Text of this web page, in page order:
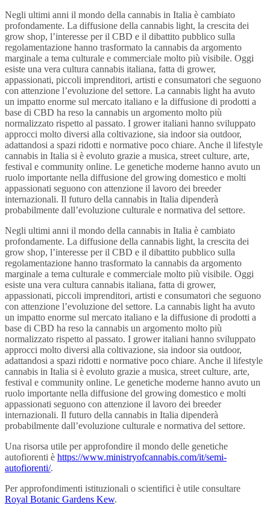
Negli ultimi anni il mondo della cannabis in Italia è cambiato
profondamente. La diffusione della cannabis light, la crescita dei
grow shop, l’interesse per il CBD e il dibattito pubblico sulla
regolamentazione hanno trasformato la cannabis da argomento
marginale a tema culturale e commerciale molto più visibile. Oggi
esiste una vera cultura cannabis italiana, fatta di grower,
appassionati, piccoli imprenditori, artisti e consumatori che seguono
con attenzione l’evoluzione del settore. La cannabis light ha avuto
un impatto enorme sul mercato italiano e la diffusione di prodotti a
base di CBD ha reso la cannabis un argomento molto più
normalizzato rispetto al passato. I grower italiani hanno sviluppato
approcci molto diversi alla coltivazione, sia indoor sia outdoor,
adattandosi a spazi ridotti e normative poco chiare. Anche il lifestyle
cannabis in Italia si è evoluto grazie a musica, street culture, arte,
festival e community online. Le genetiche moderne hanno avuto un
ruolo importante nella diffusione del growing domestico e molti
appassionati seguono con attenzione il lavoro dei breeder
internazionali. Il futuro della cannabis in Italia dipenderà
probabilmente dall’evoluzione culturale e normativa del settore.
Negli ultimi anni il mondo della cannabis in Italia è cambiato
profondamente. La diffusione della cannabis light, la crescita dei
grow shop, l’interesse per il CBD e il dibattito pubblico sulla
regolamentazione hanno trasformato la cannabis da argomento
marginale a tema culturale e commerciale molto più visibile. Oggi
esiste una vera cultura cannabis italiana, fatta di grower,
appassionati, piccoli imprenditori, artisti e consumatori che seguono
con attenzione l’evoluzione del settore. La cannabis light ha avuto
un impatto enorme sul mercato italiano e la diffusione di prodotti a
base di CBD ha reso la cannabis un argomento molto più
normalizzato rispetto al passato. I grower italiani hanno sviluppato
approcci molto diversi alla coltivazione, sia indoor sia outdoor,
adattandosi a spazi ridotti e normative poco chiare. Anche il lifestyle
cannabis in Italia si è evoluto grazie a musica, street culture, arte,
festival e community online. Le genetiche moderne hanno avuto un
ruolo importante nella diffusione del growing domestico e molti
appassionati seguono con attenzione il lavoro dei breeder
internazionali. Il futuro della cannabis in Italia dipenderà
probabilmente dall’evoluzione culturale e normativa del settore.
Una risorsa utile per approfondire il mondo delle genetiche
autofiorenti è https://www.ministryofcannabis.com/it/semi-
autofiorenti/.
Per approfondimenti istituzionali o scientifici è utile consultare
Royal Botanic Gardens Kew.